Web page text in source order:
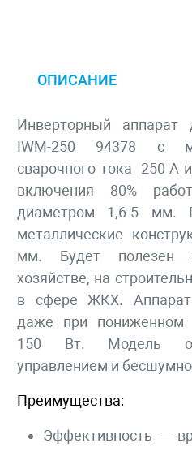
ОПИСАНИЕ
Инверторный аппарат
IWM-250 94378 с
сварочного тока 250 А
включения 80%
диаметром 1,6-5 мм.
металлические
мм. Будет полезен
хозяйстве, на
в сфере ЖКХ. Аппарат
даже при пониженном
150 Вт. Модель
управлением и
Преимущества:
Эффективность —